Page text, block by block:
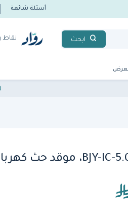
أسئلة شائعة
ابحث نقاط